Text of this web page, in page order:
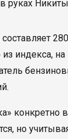
руках
индекса, на
конкретно
но